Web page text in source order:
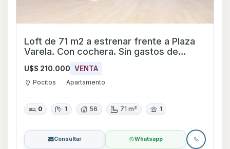
Loft de 71 m2 a estrenar frente a Plaza
Varela. Con cochera. Sin gastos de
ocupación!
U$S 210.000 VENTA
Pocitos Apartamento
0 1 56 71 m² 1
Consultar Whatsapp